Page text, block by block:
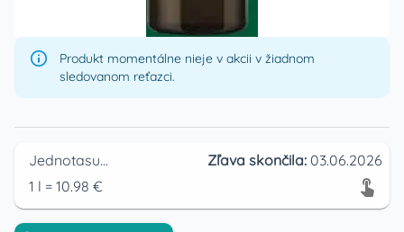
Produkt momentálne nieje v akcii v žiadnom
sledovanom reťazci.
Jednotasupermarket Zľava skončila: 03.06.2026
1 l = 10.98 €